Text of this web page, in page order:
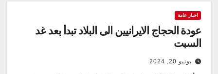
اخبار عامة
عودة الحجاج الايرانيين الى البلاد تبدأ بعد غد
السبت
يونيو 20, 2024